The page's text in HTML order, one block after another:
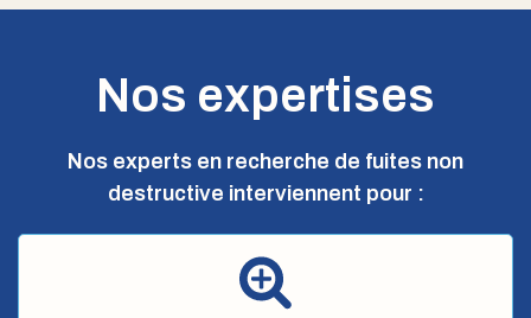
Nos expertises
Nos experts en recherche de fuites non
destructive interviennent pour :